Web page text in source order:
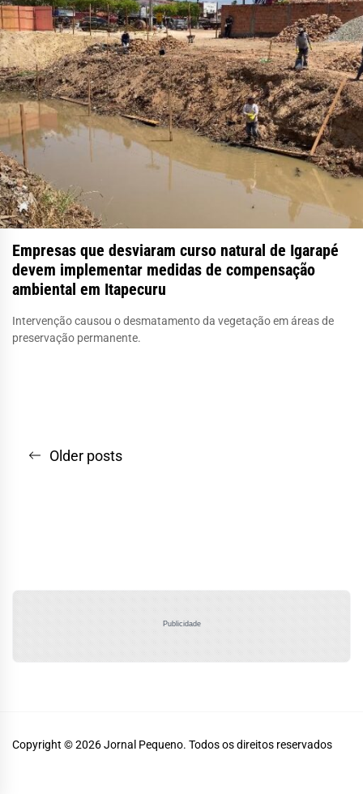
Empresas que desviaram curso natural de Igarapé
devem implementar medidas de compensação
ambiental em Itapecuru
Intervenção causou o desmatamento da vegetação em áreas de
preservação permanente.
Navegação
Older posts
Publicidade
Copyright © 2026Jornal Pequeno. Todos os direitos reservados